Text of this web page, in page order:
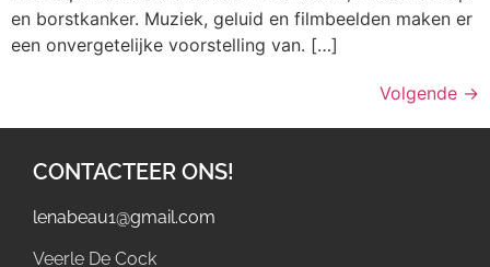
en borstkanker. Muziek, geluid en filmbeelden maken er
een onvergetelijke voorstelling van. […]
Volgende →
CONTACTEER ONS!
lenabeau1@gmail.com
Veerle De Cock